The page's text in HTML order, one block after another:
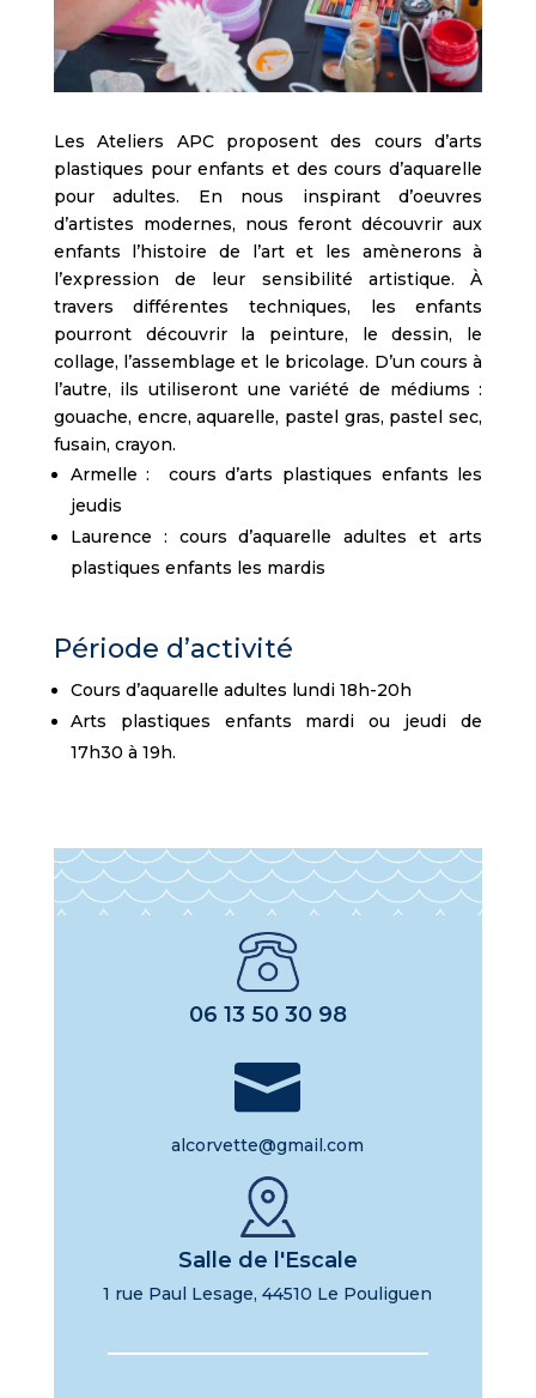
Les Ateliers APC proposent des cours d’arts
plastiques pour enfants et des cours d’aquarelle
pour adultes. En nous inspirant d’oeuvres
d’artistes modernes, nous feront découvrir aux
enfants l’histoire de l’art et les amènerons à
l’expression de leur sensibilité artistique. À
travers différentes techniques, les enfants
pourront découvrir la peinture, le dessin, le
collage, l’assemblage et le bricolage. D’un cours à
l’autre, ils utiliseront une variété de médiums :
gouache, encre, aquarelle, pastel gras, pastel sec,
fusain, crayon.
Armelle : cours d’arts plastiques enfants les
jeudis
Laurence : cours d’aquarelle adultes et arts
plastiques enfants les mardis
Période d’activité
Cours d’aquarelle adultes lundi 18h-20h
Arts plastiques enfants mardi ou jeudi de
17h30 à 19h.
06 13 50 30 98

alcorvette@gmail.com
Salle de l'Escale
1 rue Paul Lesage, 44510 Le Pouliguen